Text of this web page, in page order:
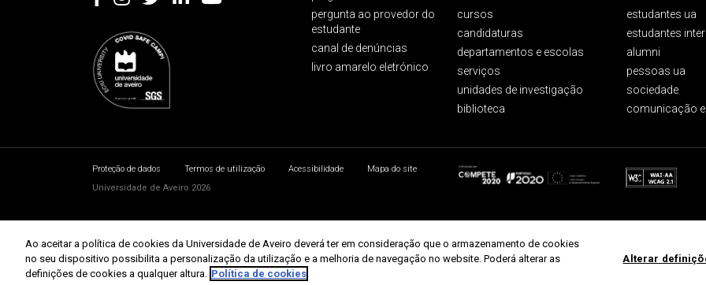
pergunta ao provedor do
estudante
canal de denúncias
livro amarelo eletrónico
cursos
candidaturas
departamentos e escolas
serviços
unidades de investigação
biblioteca
estudantes ua
estudantes
alumni
pessoas ua
sociedade
comunicação
Proteção de dados Termos de utilização Acessibilidade
Mapa do site
Universidade de Aveiro 2026
Ao aceitar a política de cookies da Universidade de Aveiro deverá ter em consideração que o armazenamento de cookies
no seu dispositivo possibilita a personalização da utilização e a melhoria de navegação no website. Poderá alterar as
definições de cookies a qualquer altura. Política de cookies
Alterar